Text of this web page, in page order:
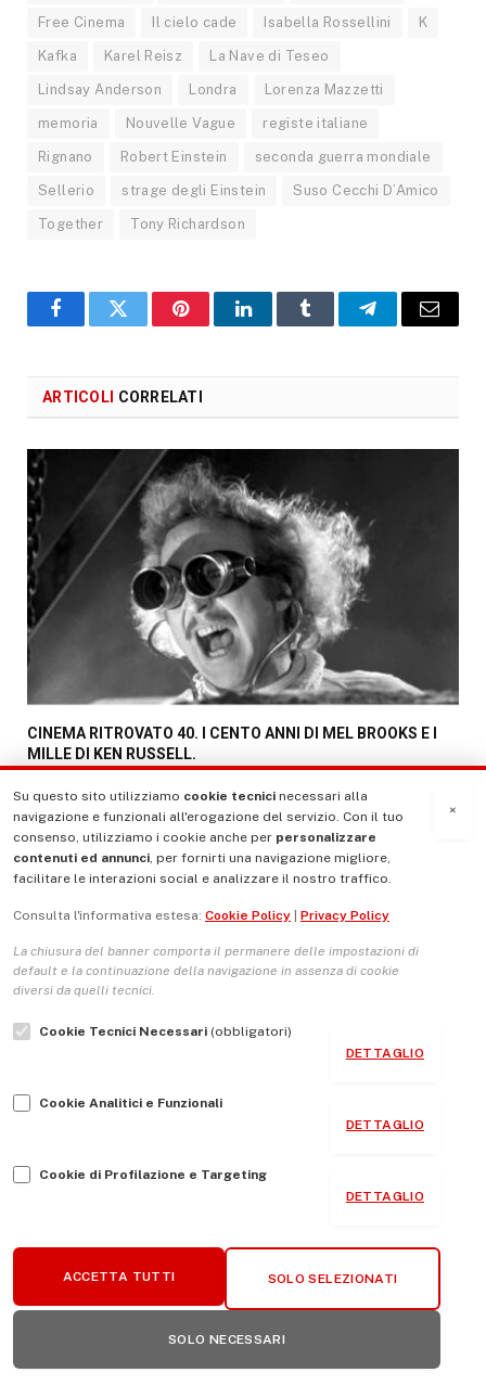
Free Cinema Il cielo cade Isabella Rossellini K
Kafka Karel Reisz La Nave di Teseo
Lindsay Anderson Londra Lorenza Mazzetti
memoria Nouvelle Vague registe italiane
Rignano Robert Einstein seconda guerra mondiale
Sellerio strage degli Einstein Suso Cecchi D’Amico
Together Tony Richardson
Facebook
X PinterestLinkedInTumblr TelegramEmail
ARTICOLI CORRELATI
CINEMA RITROVATO 40. I CENTO ANNI DI MEL BROOKS E I
MILLE DI KEN RUSSELL.
Nazionalismo 2.0, incontro con il professor Sergio Fabbrini
×
Su questo sito utilizziamo cookie tecnici necessari alla
navigazione e funzionali all'erogazione del servizio. Con il tuo
consenso, utilizziamo i cookie anche per personalizzare
contenuti ed annunci, per fornirti una navigazione migliore,
facilitare le interazioni social e analizzare il nostro traffico.
Consulta l'informativa estesa: Cookie Policy Privacy Policy
La chiusura del banner comporta il permanere delle impostazioni di
default e la continuazione della navigazione in assenza di cookie
diversi da quelli tecnici.
Cookie Tecnici Necessari (obbligatori)
DETTAGLIO
Cookie Analitici e Funzionali
DETTAGLIO
Cookie di Profilazione e Targeting
DETTAGLIO
ACCETTA TUTTI SOLO SELEZIONATI
SOLO NECESSARI